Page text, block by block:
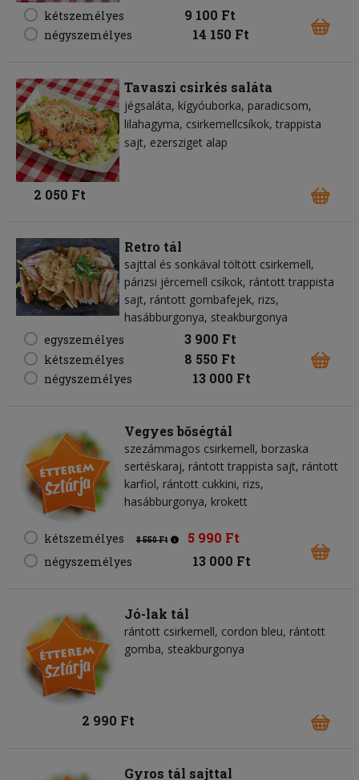
kétszemélyes 9 100 Ft
négyszemélyes 14 150 Ft
Tavaszi csirkés saláta
jégsaláta kígyóuborka paradicsom
lilahagyma csirkemellcsíkok trappista
sajt ezersziget alap
2 050 Ft
Retro tál
sajttal és sonkával töltött csirkemell,
párizsi jércemell csíkok, rántott trappista
sajt, rántott gombafejek, rizs,
hasábburgonya, steakburgonya
egyszemélyes
3 900 Ft
kétszemélyes 8 550 Ft
négyszemélyes 13 000 Ft
Vegyes bőségtál
szezámmagos csirkemell, borzaska
sertéskaraj, rántott trappista sajt, rántott
karfiol, rántott cukkini, rizs,
hasábburgonya, krokett
kétszemélyes 8 550 Ft 5 990 Ft
négyszemélyes 13 000 Ft
Jó-lak tál
rántott csirkemell, cordon bleu, rántott
gomba, steakburgonya
2 990 Ft
Gyros tál sajttal